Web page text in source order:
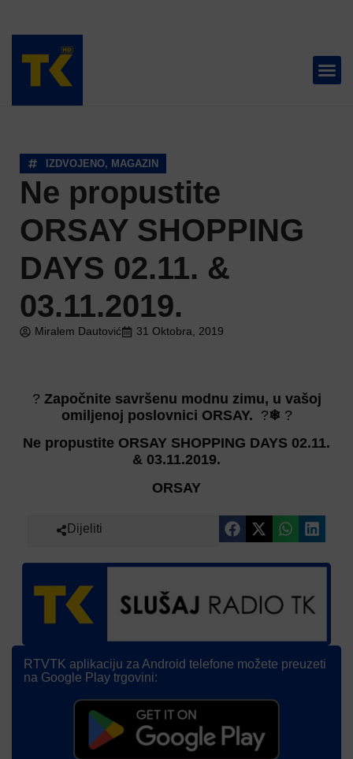
IZDVOJENO, MAGAZIN
Ne propustite
ORSAY SHOPPING
DAYS 02.11. &
03.11.2019.
Miralem Dautović 31 Oktobra, 2019
? Započnite savršenu modnu zimu, u vašoj
omiljenoj poslovnici ORSAY. ?❄ ?
Ne propustite ORSAY SHOPPING DAYS 02.11.
& 03.11.2019.
ORSAY
Dijeliti
RTVTK aplikaciju za Android telefone možete preuzeti
na Google Play trgovini: